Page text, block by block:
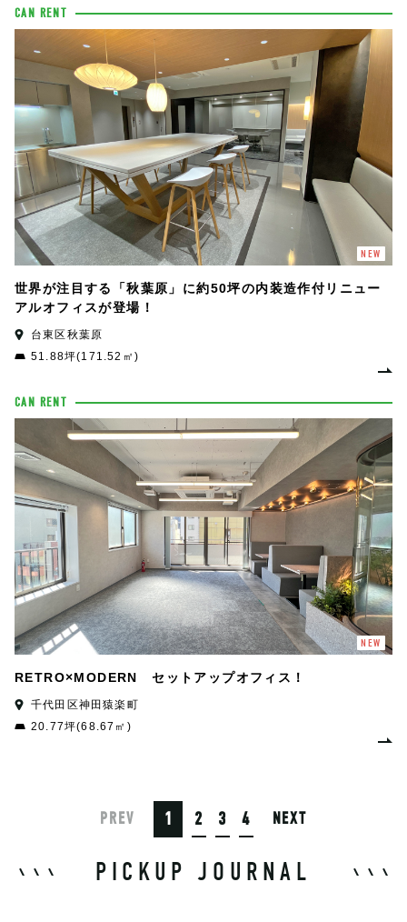
CAN RENT
NEW
世界が注目する「秋葉原」に約50坪の内装造作付リニュー
アルオフィスが登場！
台東区秋葉原
51.88坪(171.52㎡)
CAN RENT
NEW
RETRO×MODERN セットアップオフィス！
千代田区神田猿楽町
20.77坪(68.67㎡)
PREV 1 2 3 4 NEXT
PICKUP JOURNAL